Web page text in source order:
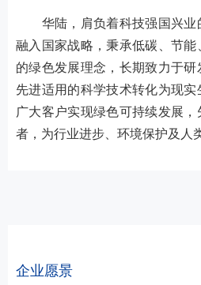
企业愿景
华陆，肩负着科技强国兴业
融入国家战略，秉承低碳、节
的绿色发展理念，长期致力于
先进适用的科学技术转化为现
广大客户实现绿色可持续发展
者，为行业进步、环境保护及人